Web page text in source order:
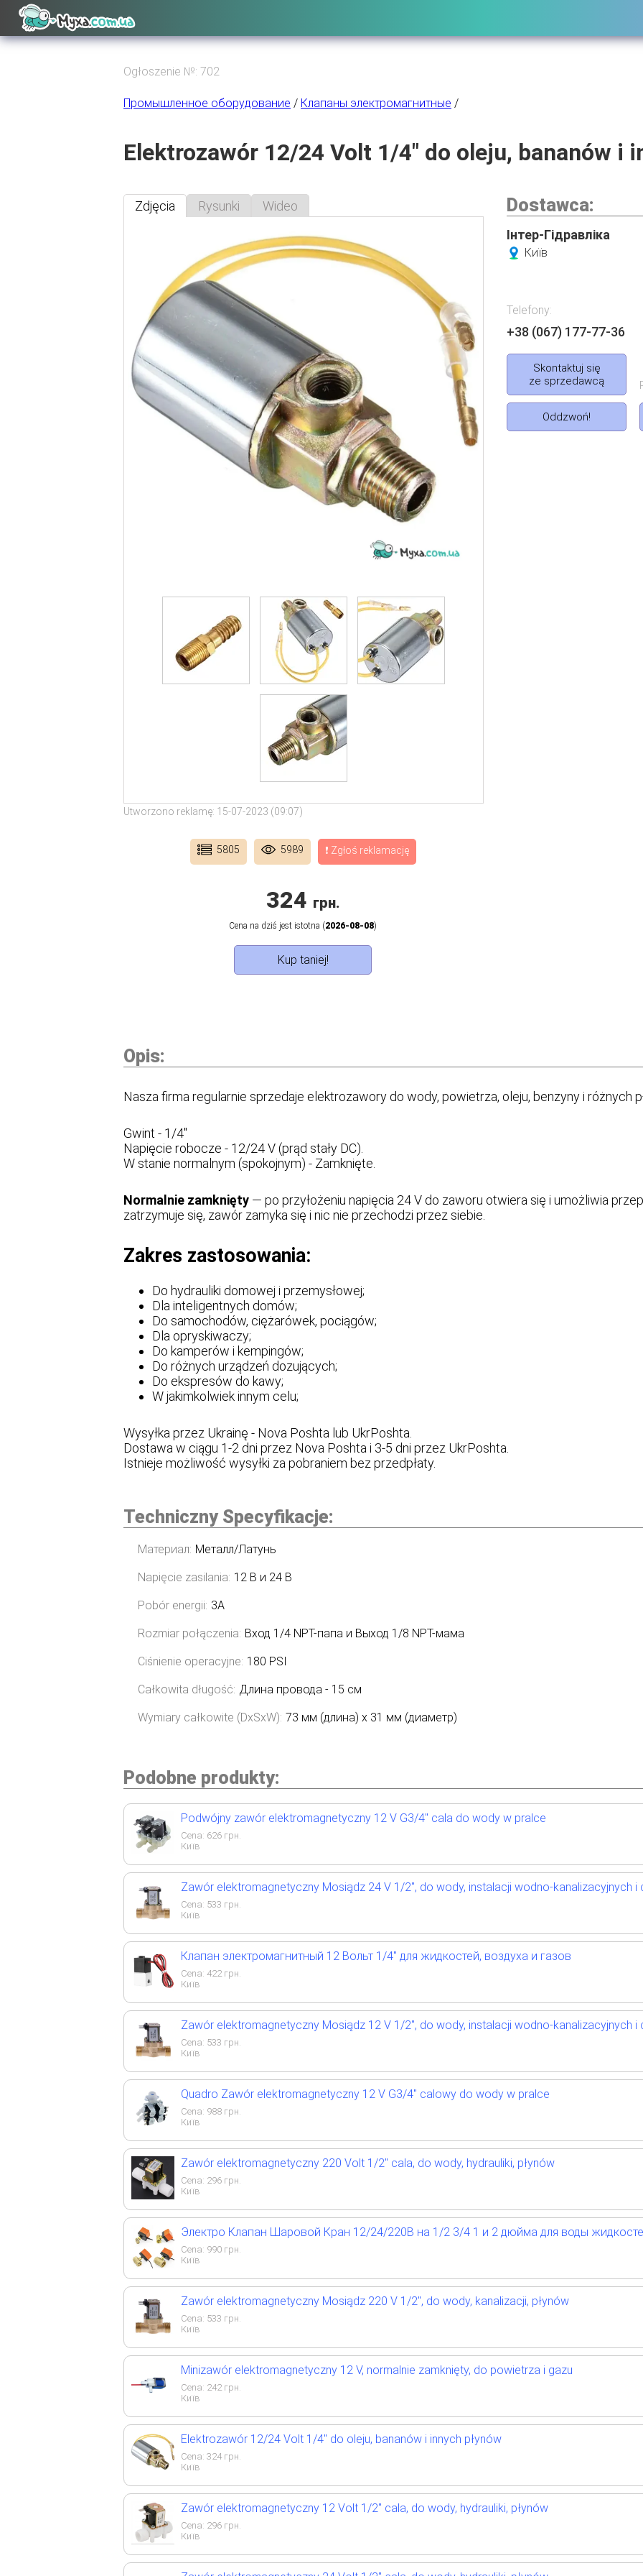
Ogłoszenie №: 702
Промышленное оборудование / Клапаны электромагнитные /
Elektrozawór 12/24 Volt 1/4" do oleju, bananów i
Zdjęcia Rysunki Wideo
Utworzono reklamę: 15-07-2023 (09:07)
5805 5989 ❗ Zgłoś reklamację
324 грн.
Cena na dziś jest istotna (2026-08-08)
Kup taniej!
Dostawca:
Інтер-Гідравліка
Київ
Telefony:
+38 (067) 177-77-36
Skontaktuj się
ze sprzedawcą
Oddzwoń!
Opis:
Nasza firma regularnie sprzedaje elektrozawory do wody, powietrza, oleju, benzyny i różnych
Gwint - 1/4"
Napięcie robocze - 12/24 V (prąd stały DC).
W stanie normalnym (spokojnym) - Zamknięte.
Normalnie zamknięty — po przyłożeniu napięcia 24 V do zaworu otwiera się i umożliwia
zatrzymuje się, zawór zamyka się i nic nie przechodzi przez siebie.
Zakres zastosowania:
Do hydrauliki domowej i przemysłowej;
Dla inteligentnych domów;
Do samochodów, ciężarówek, pociągów;
Dla opryskiwaczy;
Do kamperów i kempingów;
Do różnych urządzeń dozujących;
Do ekspresów do kawy;
W jakimkolwiek innym celu;
Wysyłka przez Ukrainę - Nova Poshta lub UkrPoshta.
Dostawa w ciągu 1-2 dni przez Nova Poshta i 3-5 dni przez UkrPoshta.
Istnieje możliwość wysyłki za pobraniem bez przedpłaty.
Techniczny Specyfikacje:
Материал: Металл/Латунь
Napięcie zasilania: 12 В и 24 В
Pobór energii: 3А
Rozmiar połączenia: Вход 1/4 NPT-папа и Выход 1/8 NPT-мама
Ciśnienie operacyjne: 180 PSI
Całkowita długość: Длина провода - 15 см
Wymiary całkowite (DxSxW): 73 мм (длина) х 31 мм (диаметр)
Podobne produkty:
Podwójny zawór elektromagnetyczny 12 V G3/4" cala do wody w pralce
Cena: 626 грн.
Київ
Zawór elektromagnetyczny Mosiądz 24 V 1/2", do wody, instalacji wodno-kanalizacyjnych i
Cena: 533 грн.
Київ
Клапан электромагнитный 12 Вольт 1/4" для жидкостей, воздуха и газов
Cena: 422грн.
Київ
Zawór elektromagnetyczny Mosiądz 12 V 1/2", do wody, instalacji wodno-kanalizacyjnych i
Cena: 533 грн.
Київ
Quadro Zawór elektromagnetyczny 12 V G3/4" calowy do wody w pralce
Cena: 988 грн.
Київ
Zawór elektromagnetyczny 220 Volt 1/2" cala, do wody, hydrauliki, płynów
Cena: 296 грн.
Київ
Электро Клапан Шаровой Кран 12/24/220В на 1/2 3/4 1 и 2 дюйма для воды
Cena: 990 грн.
Київ
Zawór elektromagnetyczny Mosiądz 220 V 1/2", do wody, kanalizacji, płynów
Cena: 533 грн.
Київ
Minizawór elektromagnetyczny 12 V, normalnie zamknięty, do powietrza i gazu
Cena: 242грн.
Київ
Elektrozawór 12/24 Volt 1/4" do oleju, bananów i innych płynów
Cena: 324грн.
Київ
Zawór elektromagnetyczny 12 Volt 1/2" cala, do wody, hydrauliki, płynów
Cena: 296 грн.
Київ